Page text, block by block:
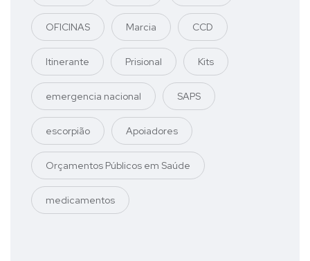
OFICINAS Marcia CCD
Itinerante Prisional Kits
emergencia nacional SAPS
escorpião Apoiadores
Orçamentos Públicos em Saúde
medicamentos